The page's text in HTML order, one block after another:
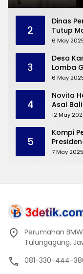
2
Dinas
Tutup
6 May
3
Desa
Lomba
yang
6 May
4
Novita
Asal
12 May
5
Kompi
7 May 2025
Perumahan
Tulungagung,
081-330-444-